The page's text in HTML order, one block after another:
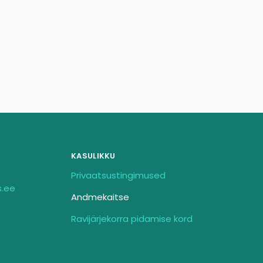
KASULIKKU
Privaatsustingimused
Andmekaitse
Ravijärjekorra pidamise kord